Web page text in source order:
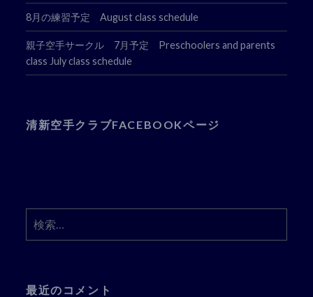
8月の練習予定 August class schedule
親子空手サークル 7月予定 Preschoolers and parents
class July class schedule
清新空手クラブFACEBOOKページ
索:
最近のコメント